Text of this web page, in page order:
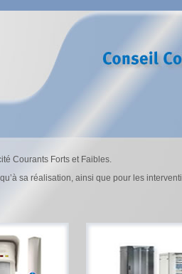
Courants Forts et Faibles.
sa réalisation, ainsi que pour les